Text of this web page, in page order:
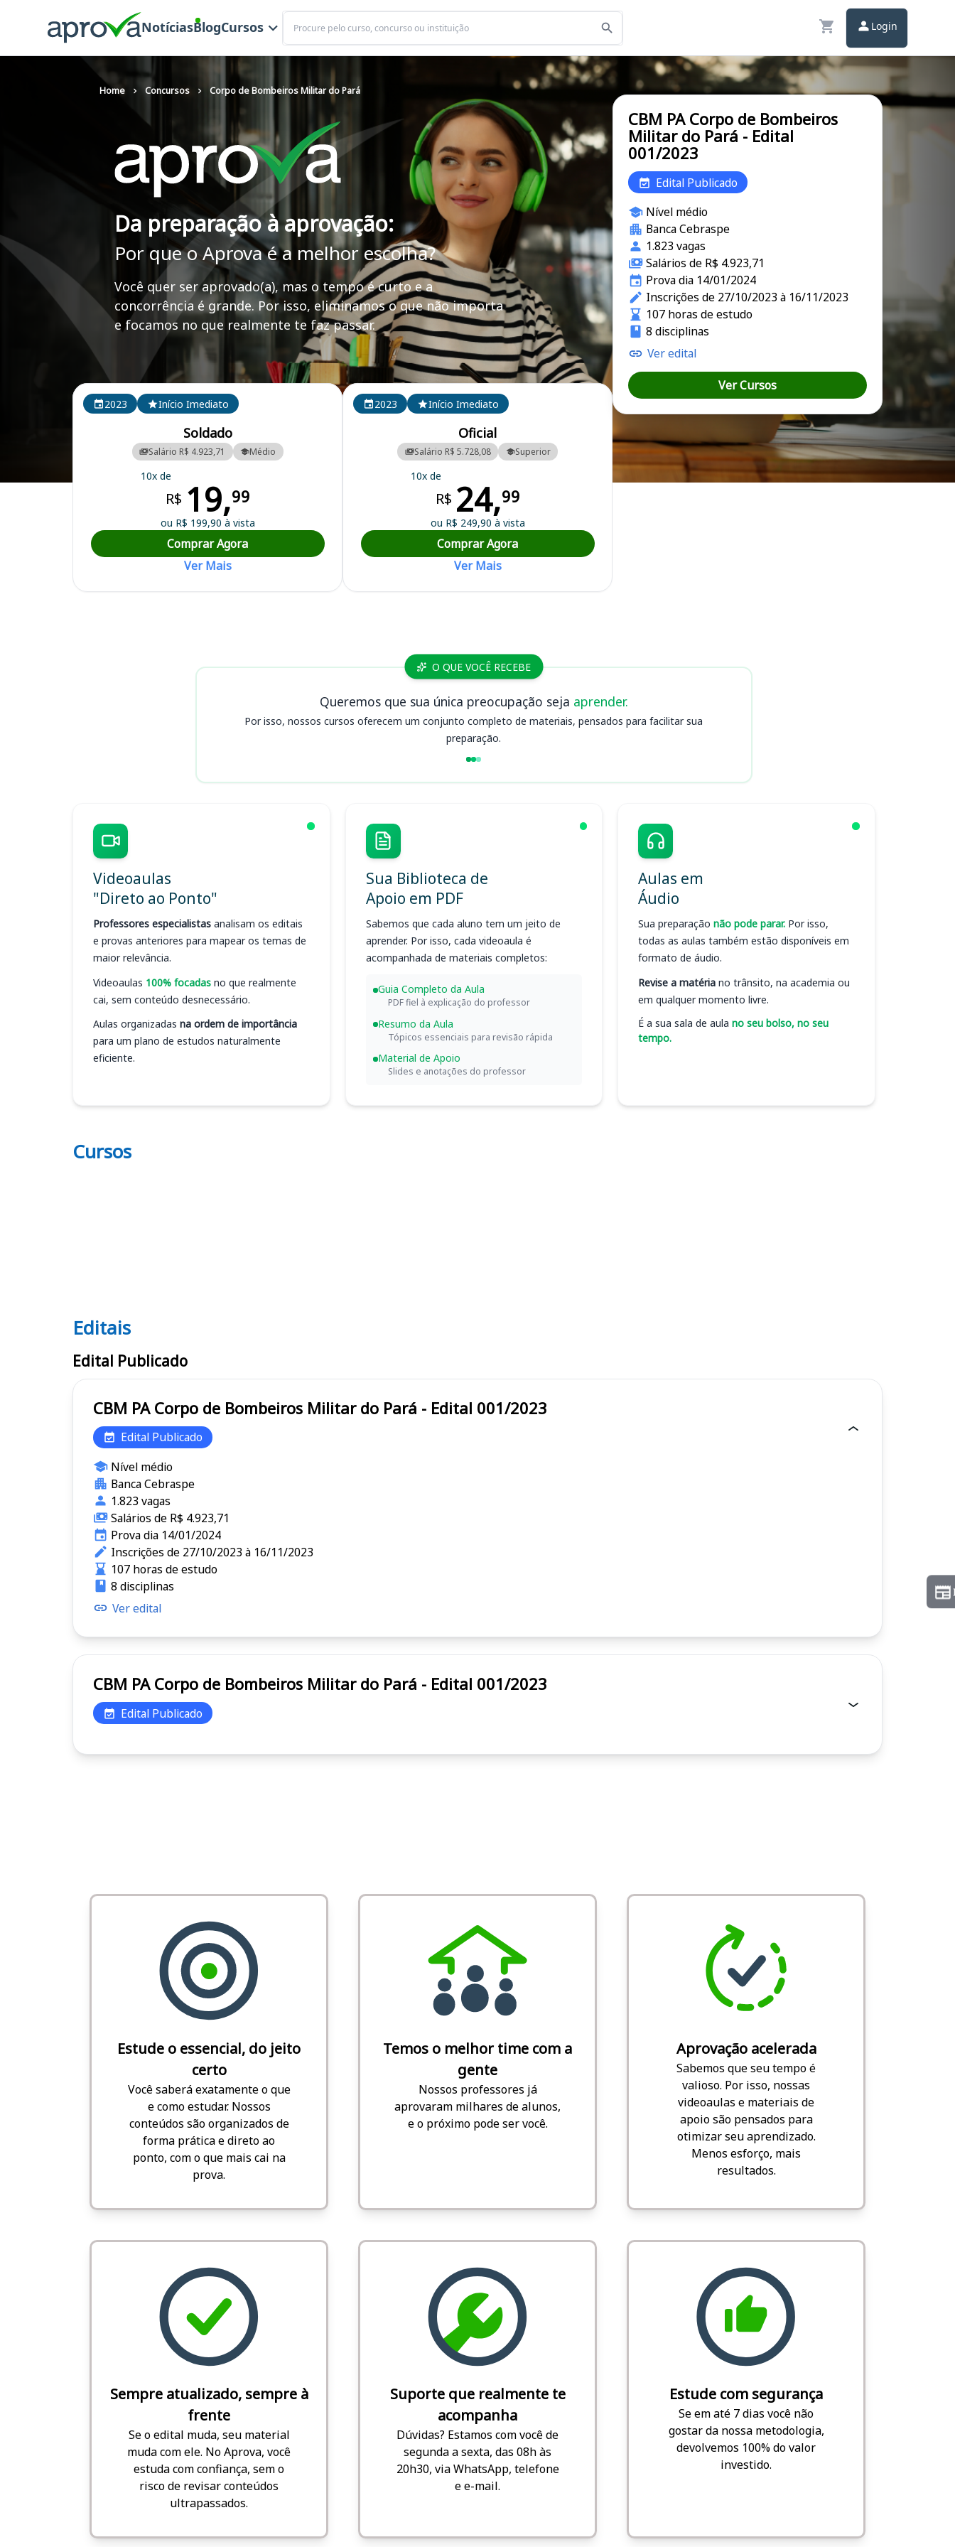
NotíciasBlogCursos
Buscar
Login
Home Concursos Corpo de Bombeiros Militar do Pará
Da preparação à aprovação:
Por que o Aprova é a melhor escolha?
Você quer ser aprovado(a), mas o tempo é curto e a
concorrência é grande. Por isso, eliminamos o que não importa
e focamos no que realmente te faz passar.
Curso Preparatório para o Concurso CBM PA - Corpo de Bombeiros Militar do Pará
Cursos em destaque para passar no concurso CBM PA
2023
Início Imediato
Soldado
Salário R$ 4.923,71 Médio
10x de
R$ 19,99
ou R$ 199,90 à vista
Comprar Agora
Ver Mais
2023 Início Imediato
Oficial
Salário R$ 5.728,08 Superior
10x de
R$ 24,99
ou R$ 249,90 à vista
Comprar Agora
Ver Mais
CBM PA Corpo de Bombeiros
Militar do Pará - Edital
001/2023
Edital Publicado
Nível médio
Banca Cebraspe
1.823 vagas
Salários de R$ 4.923,71
Prova dia 14/01/2024
Inscrições de 27/10/2023 à 16/11/2023
107 horas de estudo
8 disciplinas
Ver edital
Ver Cursos
Cursos CBM PA O QUE VOCÊ RECEBE
Queremos que sua única preocupação seja aprender.
Por isso, nossos cursos oferecem um conjunto completo de materiais, pensados para facilitar sua
preparação.
Videoaulas
"Direto ao Ponto"
Professores especialistas analisam os editais
e provas anteriores para mapear os temas de
maior relevância.
Videoaulas 100% focadas no que realmente
cai, sem conteúdo desnecessário.
Aulas organizadas na ordem de importância
para um plano de estudos naturalmente
eficiente.
Sua Biblioteca de
Apoio em PDF
Sabemos que cada aluno tem um jeito de
aprender. Por isso, cada videoaula é
acompanhada de materiais completos:
Guia Completo da Aula
PDF fiel à explicação do professor
Resumo da Aula
Tópicos essenciais para revisão rápida
Material de Apoio
Slides e anotações do professor
Aulas em
Áudio
Sua preparação não pode parar. Por isso,
todas as aulas também estão disponíveis em
formato de áudio.
Revise a matéria no trânsito, na academia ou
em qualquer momento livre.
É a sua sala de aula no seu bolso, no seu
tempo.
Cursos
Editais CBM PA
Editais
Edital Publicado
CBM PA Corpo de Bombeiros Militar do Pará - Edital 001/2023
Edital Publicado
Nível médio
Banca Cebraspe
1.823 vagas
Salários de R$ 4.923,71
Prova dia 14/01/2024
Inscrições de 27/10/2023 à 16/11/2023
107 horas de estudo
8 disciplinas
Ver edital
CBM PA Corpo de Bombeiros Militar do Pará - Edital 001/2023
Edital Publicado
Estude o essencial, do jeito
certo
Você saberá exatamente o que
e como estudar. Nossos
conteúdos são organizados de
forma prática e direto ao
ponto, com o que mais cai na
prova.
Temos o melhor time com a
gente
Nossos professores já
aprovaram milhares de alunos,
e o próximo pode ser você.
Aprovação acelerada
Sabemos que seu tempo é
valioso. Por isso, nossas
videoaulas e materiais de
apoio são pensados para
otimizar seu aprendizado.
Menos esforço, mais
resultados.
Sempre atualizado, sempre à
frente
Se o edital muda, seu material
muda com ele. No Aprova, você
estuda com confiança, sem o
risco de revisar conteúdos
ultrapassados.
Suporte que realmente te
acompanha
Dúvidas? Estamos com você de
segunda a sexta, das 08h às
20h30, via WhatsApp, telefone
e e-mail.
Estude com segurança
Se em até 7 dias você não
gostar da nossa metodologia,
devolvemos 100% do valor
investido.